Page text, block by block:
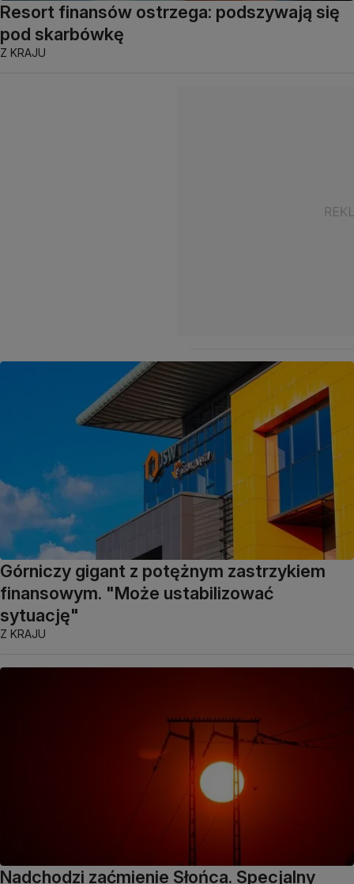
Resort finansów ostrzega: podszywają się
pod skarbówkę
Z KRAJU
Górniczy gigant z potężnym zastrzykiem
finansowym. "Może ustabilizować
sytuację"
Z KRAJU
Nadchodzi zaćmienie Słońca. Specjalny